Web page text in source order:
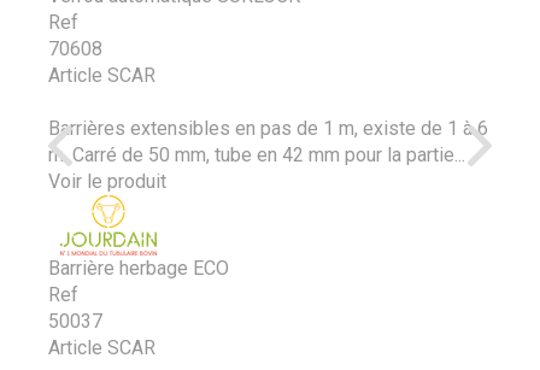
Ref
70608
Article SCAR
Barrières extensibles en pas de 1 m, existe de 1 à 6
m. Carré de 50 mm, tube en 42 mm pour la partie...
Voir le produit
Barrière herbage ECO
Ref
50037
Article SCAR